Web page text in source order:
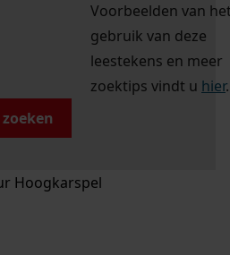
Voorbeelden van
gebruik van deze
leestekens en meer
zoektips vindt u hier.
Hoogkarspel